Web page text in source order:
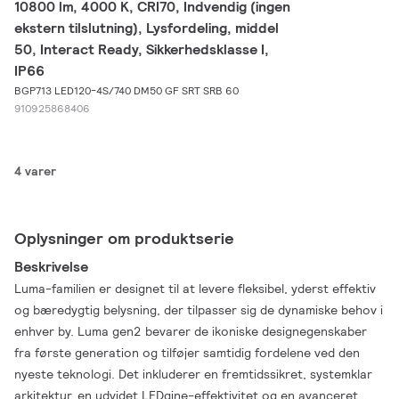
10800 lm, 4000 K, CRI70, Indvendig (ingen
ekstern tilslutning), Lysfordeling, middel
50, Interact Ready, Sikkerhedsklasse I,
IP66
BGP713 LED120-4S/740 DM50 GF SRT SRB 60
910925868406
4 varer
Oplysninger om produktserie
Beskrivelse
Luma-familien er designet til at levere fleksibel, yderst effektiv
og bæredygtig belysning, der tilpasser sig de dynamiske behov i
enhver by. Luma gen2 bevarer de ikoniske designegenskaber
fra første generation og tilføjer samtidig fordelene ved den
nyeste teknologi. Det inkluderer en fremtidssikret, systemklar
arkitektur, en udvidet LEDgine-effektivitet og en avanceret